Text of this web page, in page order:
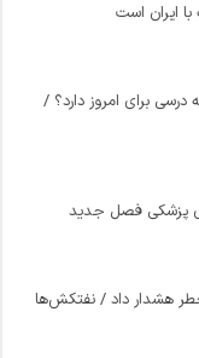
ایران است
برای امروز دارد؟ /
پزشکی فصل جدید
خطر هشدار داد / نفتکش‌ها